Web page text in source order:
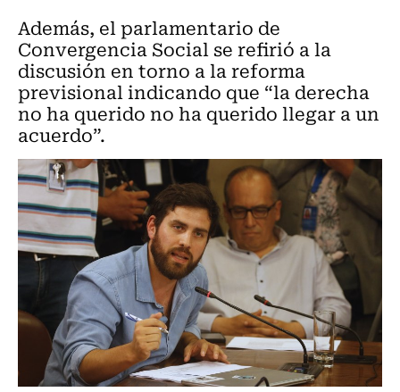
Además, el parlamentario de
Convergencia Social se refirió a la
discusión en torno a la reforma
previsional indicando que “la derecha
no ha querido no ha querido llegar a un
acuerdo”.